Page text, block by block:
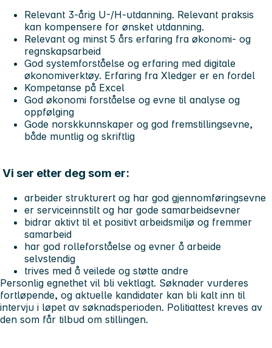
Relevant 3-årig U-/H-utdanning. Relevant praksis
kan kompensere for ønsket utdanning.
Relevant og minst 5 års erfaring fra økonomi- og
regnskapsarbeid
God systemforståelse og erfaring med digitale
økonomiverktøy. Erfaring fra Xledger er en fordel
Kompetanse på Excel
God økonomi forståelse og evne til analyse og
oppfølging
Gode norskkunnskaper og god fremstillingsevne,
både muntlig og skriftlig
Vi ser etter deg som er:
arbeider strukturert og har god gjennomføringsevne
er serviceinnstilt og har gode samarbeidsevner
bidrar aktivt til et positivt arbeidsmiljø og fremmer
samarbeid
har god rolleforståelse og evner å arbeide
selvstendig
trives med å veilede og støtte andre
Personlig egnethet vil bli vektlagt. Søknader vurderes
fortløpende, og aktuelle kandidater kan bli kalt inn til
intervju i løpet av søknadsperioden. Politiattest kreves av
den som får tilbud om stillingen.